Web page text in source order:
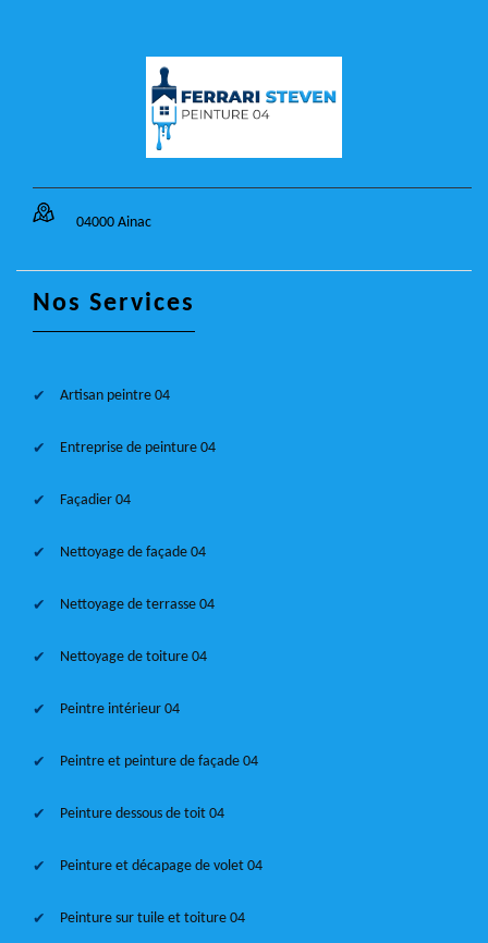
04000 Ainac
Nos Services
Artisan peintre 04
Entreprise de peinture 04
Façadier 04
Nettoyage de façade 04
Nettoyage de terrasse 04
Nettoyage de toiture 04
Peintre intérieur 04
Peintre et peinture de façade 04
Peinture dessous de toit 04
Peinture et décapage de volet 04
Peinture sur tuile et toiture 04